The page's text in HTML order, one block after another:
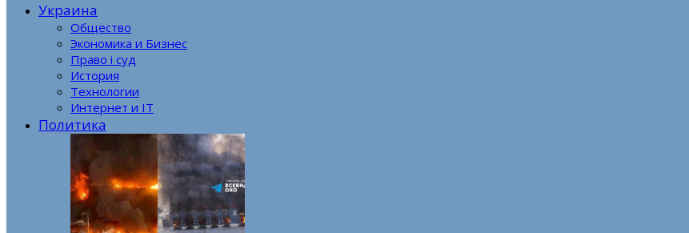
Украина
Общество
Экономика и Бизнес
Право і суд
История
Технологии
Интернет и IT
Политика